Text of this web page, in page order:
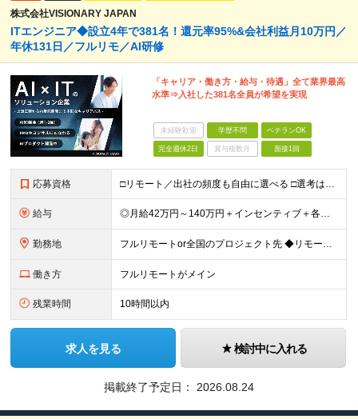
株式会社VISIONARY JAPAN
ITエンジニア◆設立4年で381名！還元率95%&会社利益月10万円／
年休131日／フルリモ／AI研修
「キャリア・働き方・給与・待遇」全て業界最高
水準⇒入社した381名全員が希望を実現
未経験歓迎 学歴不問 ベテランOK
完全週休2日 賞与複数月 面接1回
応募資格 □リモート／出社の頻度も自由に選べる □選考は役員とWeb面談1回のみ □学歴不問／第二新卒歓迎／ブランクOK 【応募条件】 ◎ITエンジニアの実務経験1年以上をお持ちの方 └言語・業界・ジャンル不
給与 ◎月給42万円～140万円＋インセンティブ＋各種手当 ・エンジニア平均年収640万円 ・入社したエンジニア全員年収UP！平均180万円UP！ ・還元率80~95%！平均還元率86.9% ・単価連動型⇒
勤務地 フルリモートor全国のプロジェクト先 ◆リモート実施率93%（リモート／出社の頻度も自分で選べる） ◆UIターン歓迎！転勤なし ※(変更の範囲)上記を除く当社関連勤務地 ＼独立した評価機関による評価
働き方 フルリモートがメイン
残業時間 10時間以内
求人を見る 検討中に入れる
掲載終了予定日： 2026.08.24